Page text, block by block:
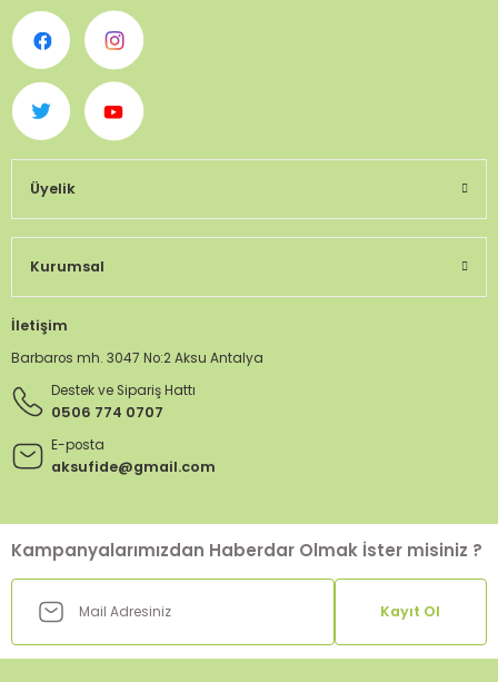
Üyelik
Kurumsal
İletişim
Barbaros mh. 3047 No:2 Aksu Antalya
Destek ve Sipariş Hattı
0506 774 0707
E-posta
aksufide@gmail.com
Kampanyalarımızdan Haberdar Olmak İster misiniz ?
Kayıt Ol